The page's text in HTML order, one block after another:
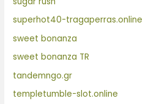
superhot40-tragaperras.online
sweet bonanza
sweet bonanza TR
tandemngo.gr
templetumble-slot.online